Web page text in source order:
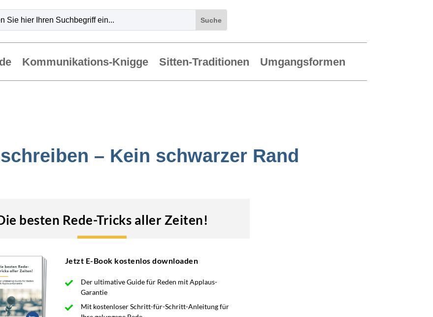
Kommunikations-Knigge Sitten-Traditionen Umgangsformen
– Kein schwarzer Rand